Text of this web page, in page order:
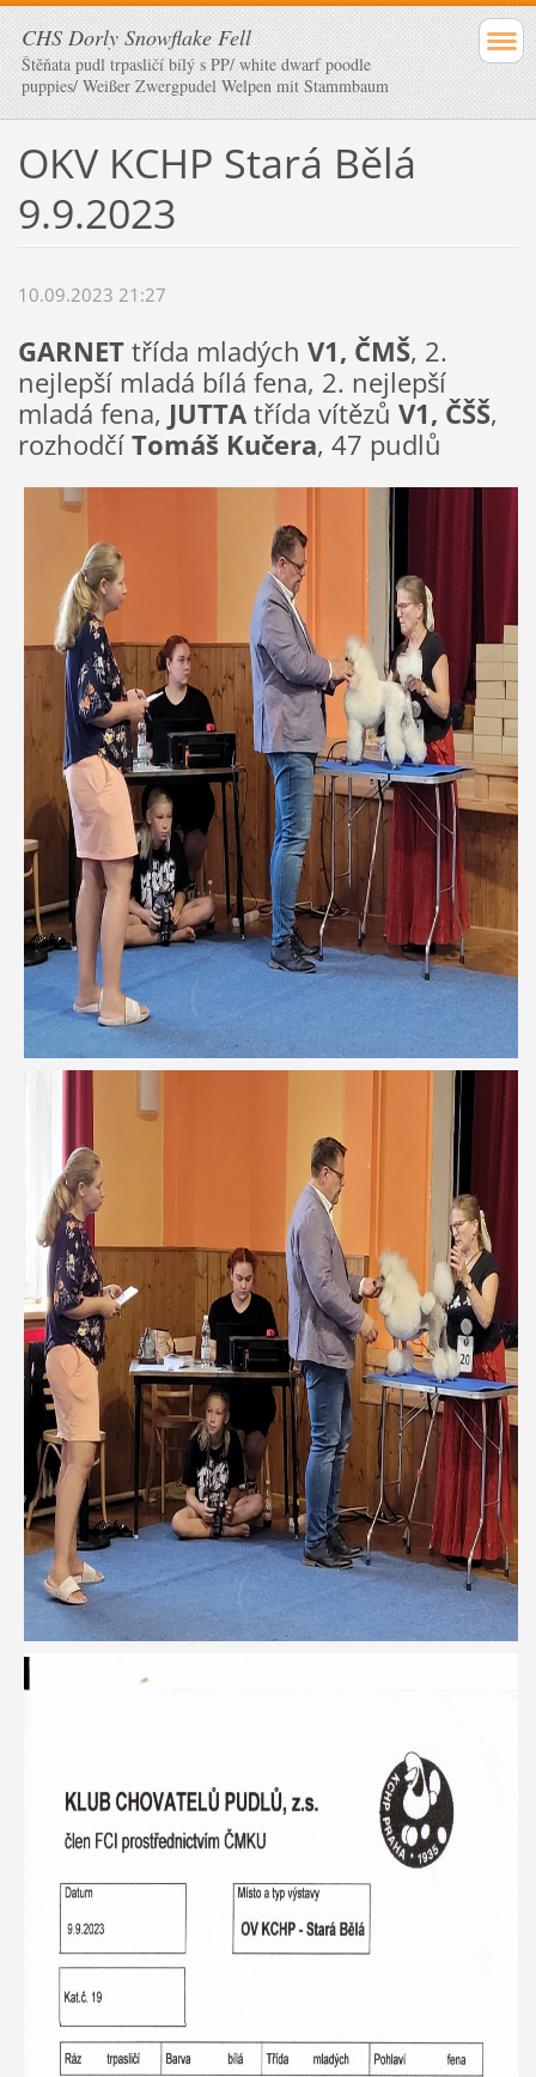
CHS Dorly Snowflake Fell
Štěňata pudl trpasličí bílý s PP/ white dwarf poodle
puppies/ Weißer Zwergpudel Welpen mit Stammbaum
OKV KCHP Stará Bělá
9.9.2023
10.09.2023 21:27
GARNETtřída mladých V1, ČMŠ, 2.
nejlepší mladá bílá fena, 2. nejlepší
mladá fena, JUTTAtřída vítězů V1, ČŠŠ,
rozhodčíTomáš Kučera, 47 pudlů